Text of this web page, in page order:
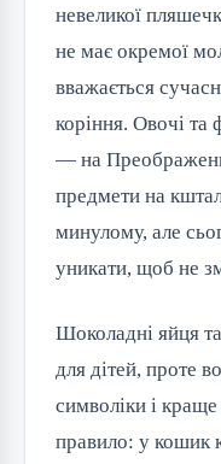
невеликої
не має окремої
вважається
коріння. Овочі
— на
предмети на
минулому, але
уникати, щоб не
Шоколадні яйця
для дітей, проте
символіки і
правило: у кошик